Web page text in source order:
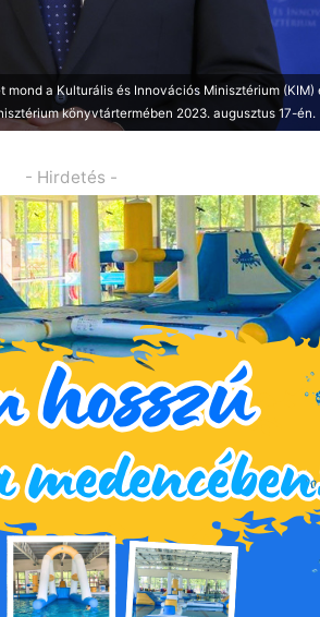
a Kulturális és Innovációs Minisztérium (KIM)
könyvtártermében 2023. augusztus 17-én.
- Hirdetés -